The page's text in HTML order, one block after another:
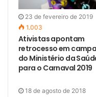
23 de fevereiro de 2019
1.003
Ativistas apontam
retrocesso em
do Ministério da
para o Carnaval 2019
18 de agosto de 2018